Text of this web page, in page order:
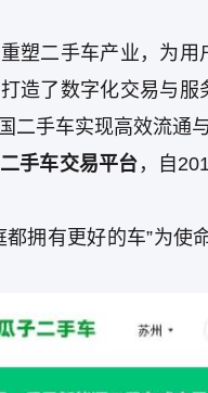
塑二手车产业，为
造了数字化交易与
二手车实现高效流通
二手车交易平台 ，自
拥有更好的车”为